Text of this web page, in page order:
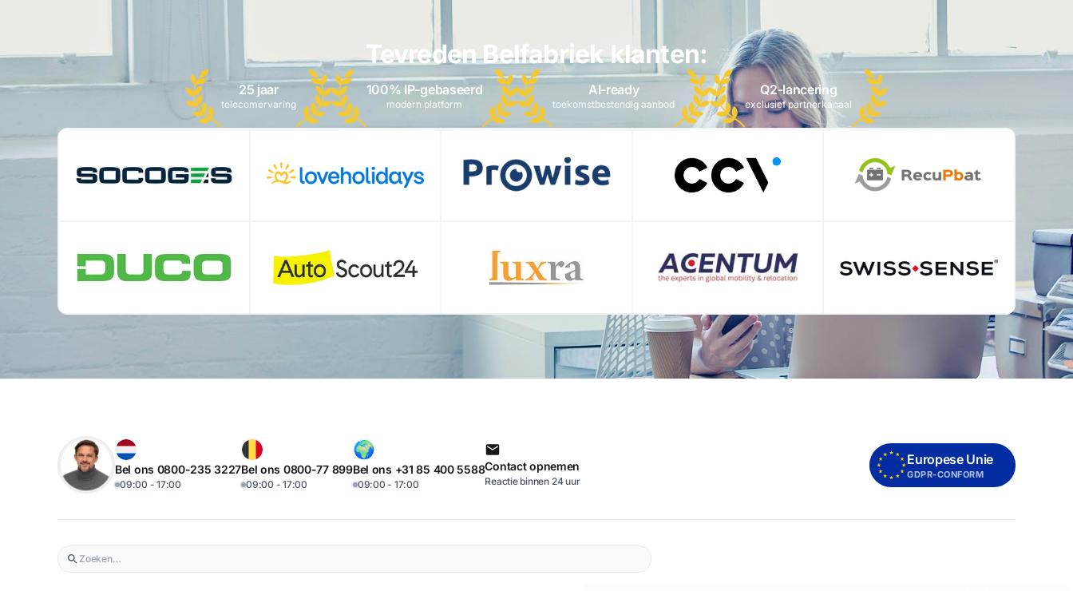
Tevreden Belfabriek klanten:
25 jaar
telecomervaring
100% IP-gebaseerd
modern platform
AI-ready
toekomstbestendig aanbod
Q2-lancering
exclusief partnerkanaal
Bel ons 0800-235 3227
09:00 - 17:00
Bel ons 0800-77 899
09:00 - 17:00
Bel ons +31 85 400 5588
09:00 - 17:00
Contact opnemen
Reactie binnen 24 uur
Europese Unie
GDPR-CONFORM